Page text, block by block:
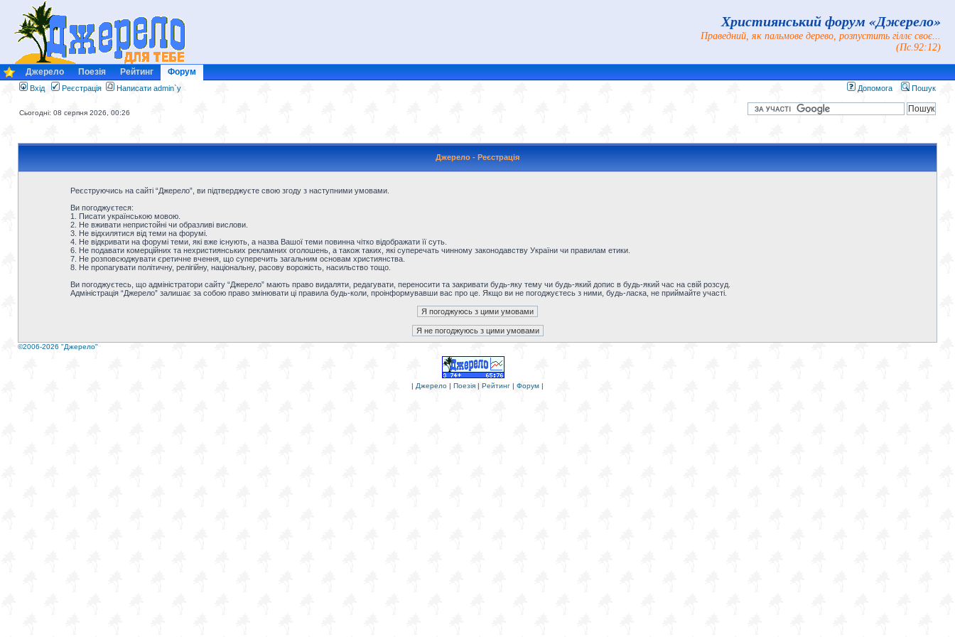
Християнський форум «Джерело»
Праведний, як пальмове дерево, розпустить гіллє своє...
(Пс.92:12)
Джерело Поезія Рейтинг Форум
Вхід Реєстрація Написати admin`у Допомога Пошук
Сьогодні: 08 серпня 2026, 00:26
Джерело - Реєстрація
Реєструючись на сайті “Джерело”, ви підтверджуєте свою згоду з наступними умовами.
Ви погоджуєтеся:
1. Писати українською мовою.
2. Не вживати непристойні чи образливі вислови.
3. Не відхилятися від теми на форумі.
4. Не відкривати на форумі теми, які вже існують, а назва Вашої теми повинна чітко відображати її суть.
6. Не подавати комерційних та нехристиянських рекламних оголошень, а також таких, які суперечать чинному законодавству України чи правилам етики.
7. Не розповсюджувати єретичне вчення, що суперечить загальним основам християнства.
8. Не пропагувати політичну, релігійну, національну, расову ворожість, насильство тощо.
Ви погоджуєтесь, що адміністратори сайту “Джерело” мають право видаляти, редагувати, переносити та закривати будь-яку тему чи будь-який допис в будь-який час на свій розсуд.
Адміністрація “Джерело” залишає за собою право змінювати ці правила будь-коли, проінформувавши вас про це. Якщо ви не погоджуєтесь з ними, будь-ласка, не приймайте участі.
©2006-2026 "Джерело"
| Джерело | Поезія | Рейтинг | Форум |